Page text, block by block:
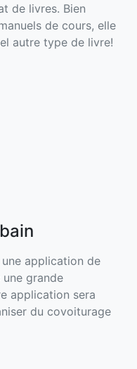
de livres. Bien
de cours, elle
autre type de livre!
application de
grande
application sera
du covoiturage